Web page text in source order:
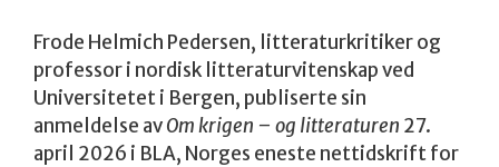
Frode Helmich Pedersen, litteraturkritiker og
professor i nordisk litteraturvitenskap ved
Universitetet i Bergen, publiserte sin
anmeldelse avOm krigen – og litteraturen 27.
april 2026 i BLA, Norges eneste nettidskrift for